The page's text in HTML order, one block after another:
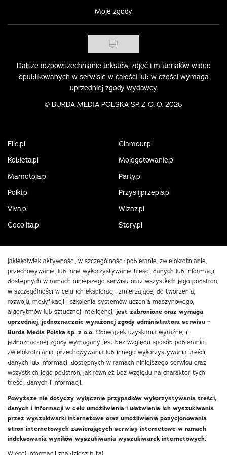
Moje zgody
Dalsze rozpowszechnianie tekstów, zdjęć i materiałów wideo
opublikowanych w serwisie w całości lub w części wymaga
uprzedniej zgody wydawcy.
© BURDA MEDIA POLSKA SP. Z O. O. 2026
Elle.pl
Glamour.pl
Kobieta.pl
Mojegotowanie.pl
Mamotoja.pl
Party.pl
Polki.pl
Przyslijprzepis.pl
Viva.pl
Wizaz.pl
Cocolita.pl
Story.pl
Jakiekolwiek aktywności, w szczególności: pobieranie, zwielokrotnianie,
przechowywanie, lub inne wykorzystywanie treści, danych lub informacji
dostępnych w ramach niniejszego serwisu oraz wszystkich jego podstron,
w szczególności w celu ich eksploracji, zmierzającej do tworzenia,
rozwoju, modyfikacji i szkolenia systemów uczenia maszynowego,
algorytmów lub sztucznej inteligencji jest zabronione oraz wymaga
uprzedniej, jednoznacznie wyrażonej zgody administratora serwisu –
Burda Media Polska sp. z o.o. Obowiązek uzyskania wyraźnej i
jednoznacznej zgody wymagany jest bez względu sposób pobierania,
zwielokrotniania, przechowywania lub innego wykorzystywania treści,
danych lub informacji dostępnych w ramach niniejszego serwisu oraz
wszystkich jego podstron, jak również bez względu na charakter tych
treści, danych i informacji.
Powyższe nie dotyczy wyłącznie przypadków wykorzystywania treści,
danych i informacji w celu umożliwienia i ułatwienia ich wyszukiwania
przez wyszukiwarki internetowe oraz umożliwienia pozycjonowania
stron internetowych zawierających serwisy internetowe w ramach
indeksowania wyników wyszukiwania wyszukiwarek internetowych.